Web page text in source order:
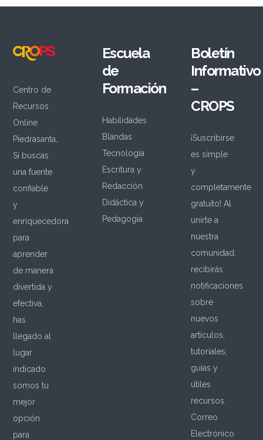
Centro de
Recursos
Online
Piedrasanta,
Si buscas
una fuente
confiable
y
enriquecedora
para
aprender
de manera
divertida y
efectiva,
has
llegado al
lugar
indicado
somos tu
mejor
opción
para
Escuela
de
Formación
Habilidades
Blandas
Tecnología
Escritura y
Redacción
Didáctica y
Pedagogía
Boletín
Informativo
–
CROPS
¡Suscribirse
es simple
y
completamente
gratuito! Al
unirte a
nuestra
comunidad,
recibirás
notificaciones
sobre
nuevos
artículos,
tutoriales,
guías y
útiles
recursos.
Correo
Electrónico